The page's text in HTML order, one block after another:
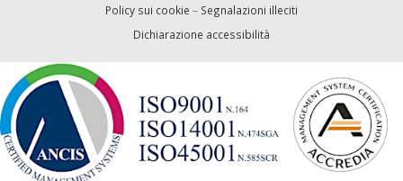
Policy sui cookie – Segnalazioni illeciti
Dichiarazione accessibilità